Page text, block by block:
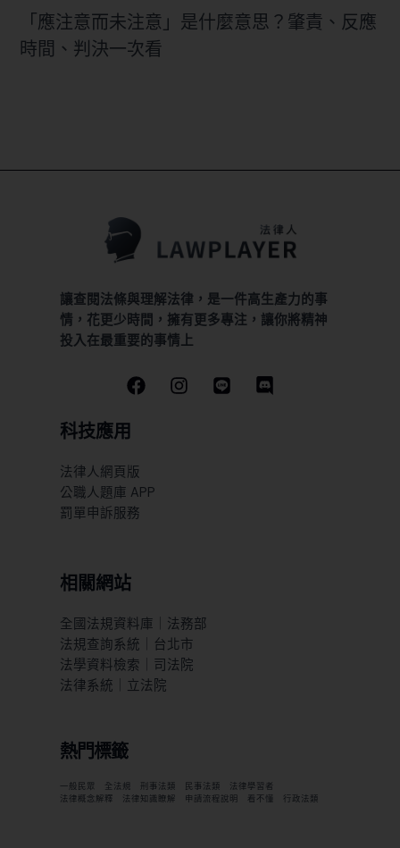
「應注意而未注意」是什麼意思？肇責、反應
時間、判決一次看
讓查閱法條與理解法律，是一件高生產力的事
情，花更少時間，擁有更多專注，讓你將精神
投入在最重要的事情上
科技應用
法律人網頁版
公職人題庫 APP
罰單申訴服務
相關網站
全國法規資料庫｜法務部
法規查詢系統｜台北市
法學資料檢索｜司法院
法律系統｜立法院
熱門標籤
一般民眾 全法規 刑事法類 民事法類
法律學習者
法律概念解釋
法律知識瞭解 申請流程說明 看不懂 行政法類